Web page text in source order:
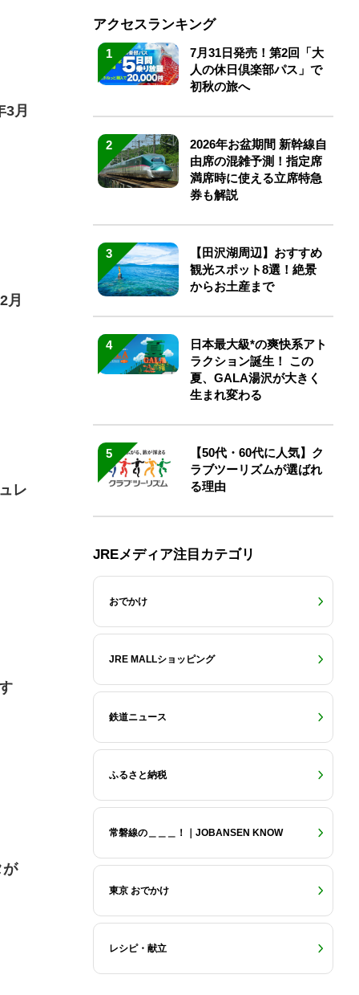
月
月
レ
が
アクセスランキング
1
7月31日発売！第2回「大
人の休日倶楽部パス」で
初秋の旅へ
2
2026年お盆期間 新幹線自
由席の混雑予測！指定席
満席時に使える立席特急
券も解説
3
【田沢湖周辺】おすすめ
観光スポット8選！絶景
からお土産まで
4
日本最大級*の爽快系アト
ラクション誕生！ この
夏、GALA湯沢が大きく
生まれ変わる
5
【50代・60代に人気】ク
ラブツーリズムが選ばれ
る理由
JREメディア注目カテゴリ
おでかけ
JRE MALLショッピング
鉄道ニュース
ふるさと納税
常磐線の＿＿＿！｜JOBANSEN KNOW
東京 おでかけ
レシピ・献立